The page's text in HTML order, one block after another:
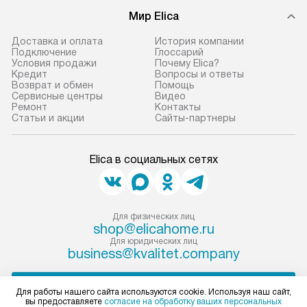
доставки доставит упакованный
прибор до двери или прихожей.
Если необходимо переместить
прибор до места установки,
пожалуйста, предварительно
уточните это с менеджером.
За данную услугу взимается
дополнительная плата. Важно
прибора не позволяют ему пройти
через дверной проем, сотрудники
демонтировать дверцы, ручки или
другие выступающие элементы, так
как это может привести к отказу
сможете переместить прибор
к воде, крана и
слива.
подключение к
В стандартную
Мир Elica
Доставка и оплата
Подключение
Условия продажи
Кредит
Возврат и обмен
Сервисные центры
Ремонт
Статьи и акции
История компании
Глоссарий
Почему Elica?
Вопросы и ответы
Помощь
Видео
Контакты
Сайты-партнеры
Elica в социальных сетях
Для физических лиц
shop@elicahome.ru
Для юридических лиц
business@kvalitet.company
Для работы нашего сайта используются cookie. Используя наш сайт,
вы предоставляете согласие на обработку ваших персональных